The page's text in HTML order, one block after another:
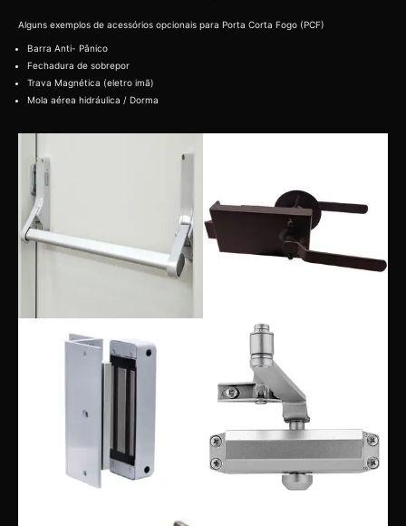
Alguns exemplos de acessórios opcionais para Porta Corta Fogo (PCF)
Barra Anti- Pânico
Fechadura de sobrepor
Trava Magnética (eletro imã)
Mola aérea hidráulica / Dorma